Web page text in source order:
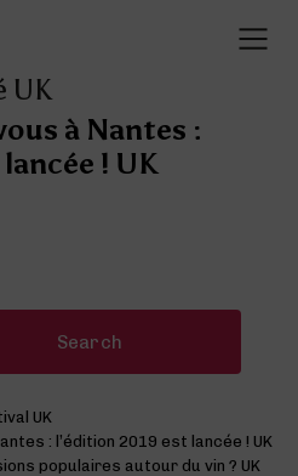
varieties
de la même maison
wines
de Madiran
domaines
UK
à Nantes :
! UK
UK
: l’édition 2019 est lancée ! UK
populaires autour du vin ? UK